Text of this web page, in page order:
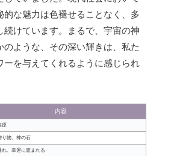
的な魅力は色褪せることなく、多
続けています。まるで、宇宙の神
のような、その深い輝きは、私た
ーを与えてくれるように感じられ
内容
原
り物、神の石
れ、幸運に恵まれる